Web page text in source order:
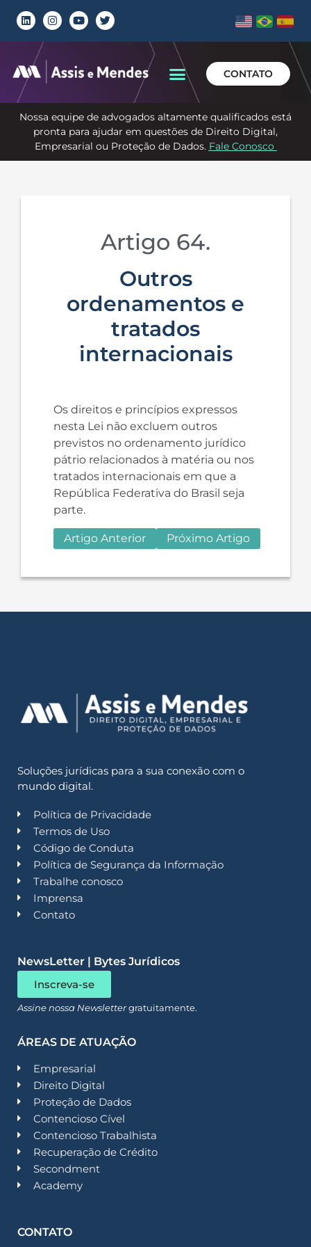
CONTATO
Nossa equipe de advogados altamente qualificados está
pronta para ajudar em questões de Direito Digital,
Empresarial ou Proteção de Dados. Fale Conosco
Artigo 64.
Outros
ordenamentos e
tratados
internacionais
Os direitos e princípios expressos
nesta Lei não excluem outros
previstos no ordenamento jurídico
pátrio relacionados à matéria ou nos
tratados internacionais em que a
República Federativa do Brasil seja
parte.
Artigo Anterior Próximo Artigo
Soluções jurídicas para a sua conexão com o
mundo digital.
Política de Privacidade
Termos de Uso
Código de Conduta
Política de Segurança da Informação
Trabalhe conosco
Imprensa
Contato
NewsLetter | Bytes Jurídicos
Inscreva-se
Assine nossa Newslettergratuitamente.
ÁREAS DE ATUAÇÃO
Empresarial
Direito Digital
Proteção de Dados
Contencioso Cível
Contencioso Trabalhista
Recuperação de Crédito
Secondment
Academy
CONTATO